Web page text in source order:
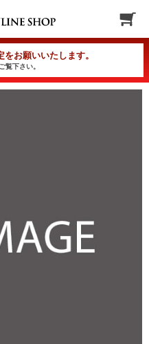
お願いいたします。
覧下さい。